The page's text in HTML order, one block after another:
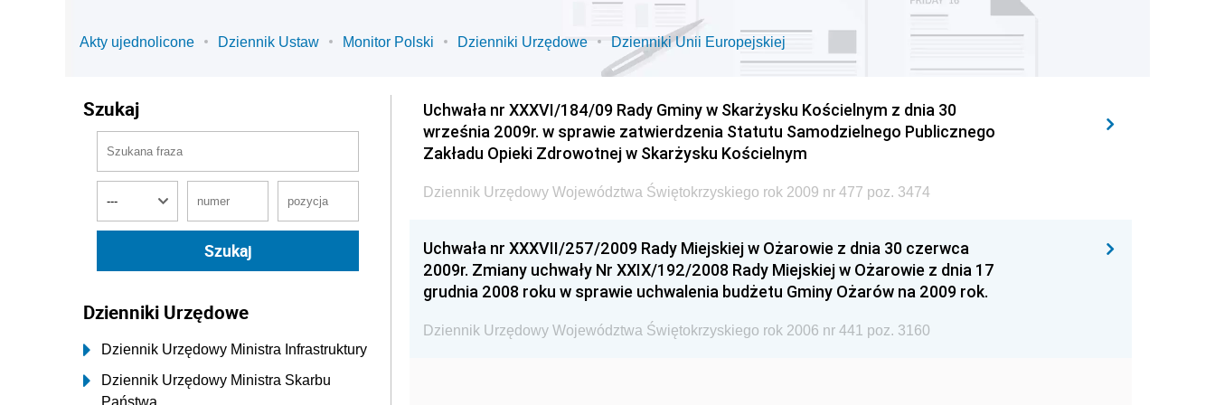
Akty ujednolicone Dziennik Ustaw Monitor Polski Dzienniki Urzędowe Dzienniki Unii Europejskiej
Szukaj
Dzienniki Urzędowe
Dziennik Urzędowy Ministra Infrastruktury
Dziennik Urzędowy Ministra Skarbu
Państwa
Uchwała nr XXXVI/184/09 Rady Gminy w Skarżysku Kościelnym z dnia 30
września 2009r. w sprawie zatwierdzenia Statutu Samodzielnego Publicznego
Zakładu Opieki Zdrowotnej w Skarżysku Kościelnym
Dziennik Urzędowy Województwa Świętokrzyskiego rok 2009 nr 477 poz. 3474
Uchwała nr XXXVII/257/2009 Rady Miejskiej w Ożarowie z dnia 30 czerwca
2009r. Zmiany uchwały Nr XXIX/192/2008 Rady Miejskiej w Ożarowie z dnia 17
grudnia 2008 roku w sprawie uchwalenia budżetu Gminy Ożarów na 2009 rok.
Dziennik Urzędowy Województwa Świętokrzyskiego rok 2006 nr 441 poz. 3160